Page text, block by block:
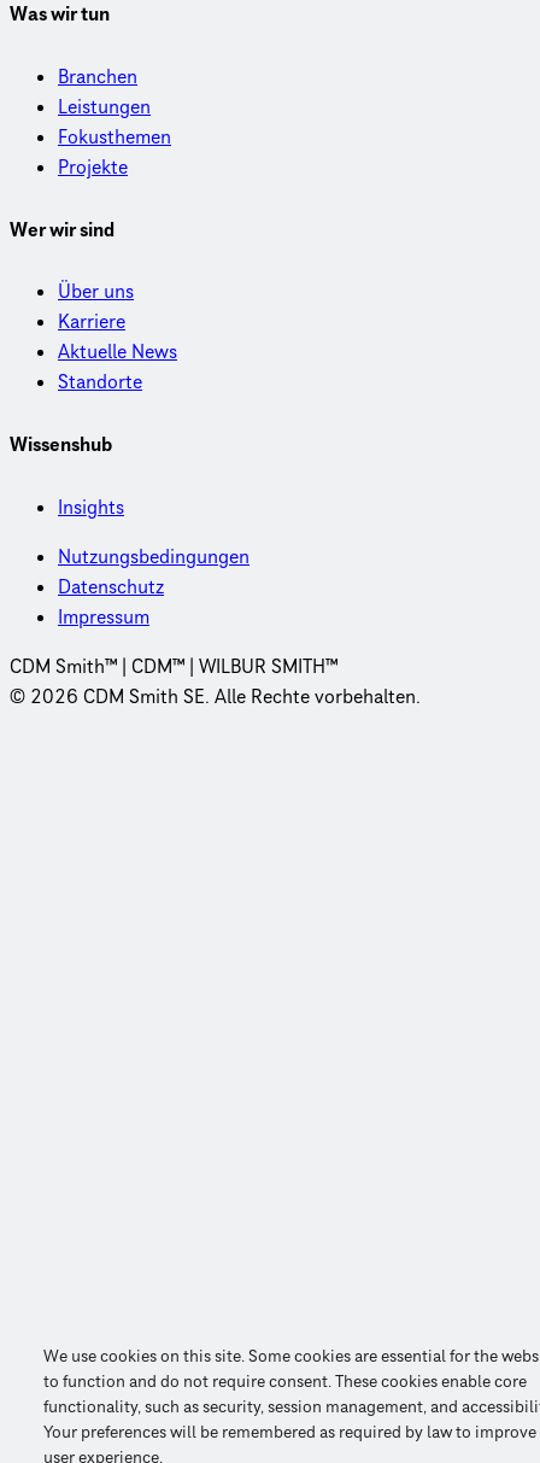
We use cookies on this site. Some cookies are essential for the
to function and do not require consent. These cookies enable core
functionality, such as security, session management, and
Your preferences will be remembered as required by law to
user experience.
Was wir tun
Branchen
Leistungen
Fokusthemen
Projekte
Wer wir sind
Über uns
Karriere
Aktuelle News
Standorte
Wissenshub
Insights
Nutzungsbedingungen
Datenschutz
Impressum
CDM Smith™ | CDM™ | WILBUR SMITH™
© 2026 CDM Smith SE. Alle Rechte vorbehalten.